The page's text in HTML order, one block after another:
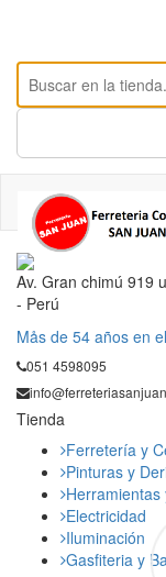
Av. Gran chimú 919
- Perú
Mås de 54 años en
051 4598095
Tienda
Ferretería y
Pinturas y
Herramientas
Electricidad
Iluminación
Gasfiteria y